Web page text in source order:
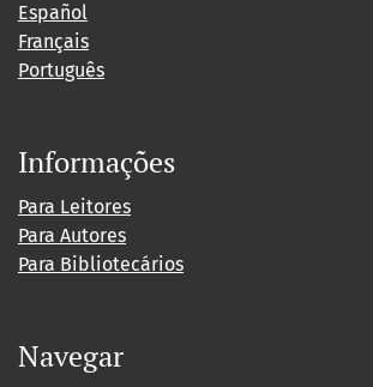
Español
Français
Português
Informações
Para Leitores
Para Autores
Para Bibliotecários
Navegar